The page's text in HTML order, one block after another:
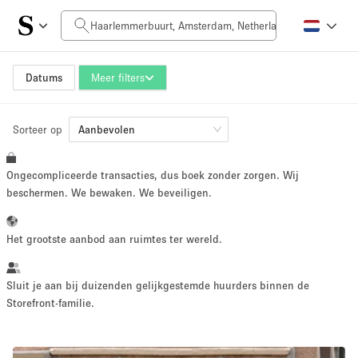
Datums Meer filters
Prijs per dag
0€
Grootte ruimte
10 m² 500+ m²
~ 13 mensen
Sorteer op Aanbevolen
Ongecompliceerde transacties, dus boek zonder zorgen. Wij
beschermen. We bewaken. We beveiligen.
Het grootste aanbod aan ruimtes ter wereld.
Sluit je aan bij duizenden gelijkgestemde huurders binnen de
Storefront-familie.